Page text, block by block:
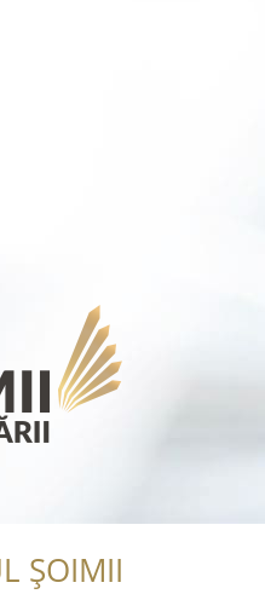
ȘOIMII